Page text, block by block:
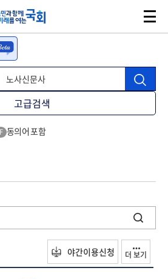
고급검색
동의어 포함
야간이용신청 더 보기